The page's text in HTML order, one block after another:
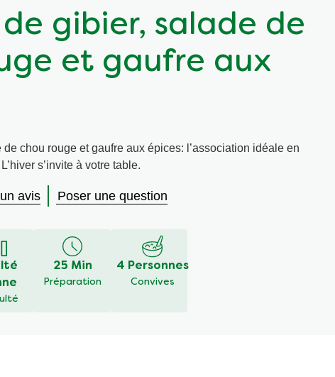
gibier, salade de
et gaufre aux
chou rouge et gaufre aux épices: l’association idéale en
s’invite à votre table.
avis Poser une question
25 Min
Préparation
4 Personnes
Convives